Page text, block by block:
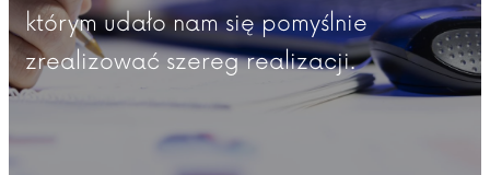
którym udało nam się pomyślnie
zrealizować szereg realizacji.